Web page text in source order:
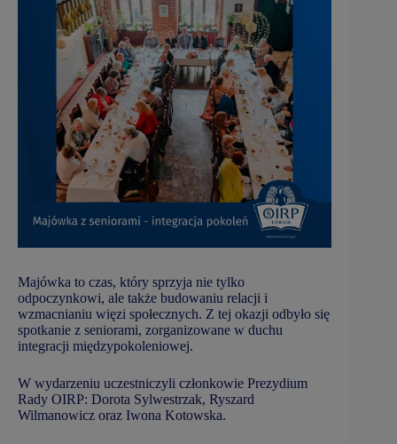
Majówka to czas, który sprzyja nie tylko
odpoczynkowi, ale także budowaniu relacji i
wzmacnianiu więzi społecznych. Z tej okazji odbyło się
spotkanie z seniorami, zorganizowane w duchu
integracji międzypokoleniowej.
W wydarzeniu uczestniczyli członkowie Prezydium
Rady OIRP: Dorota Sylwestrzak, Ryszard
Wilmanowicz oraz Iwona Kotowska.